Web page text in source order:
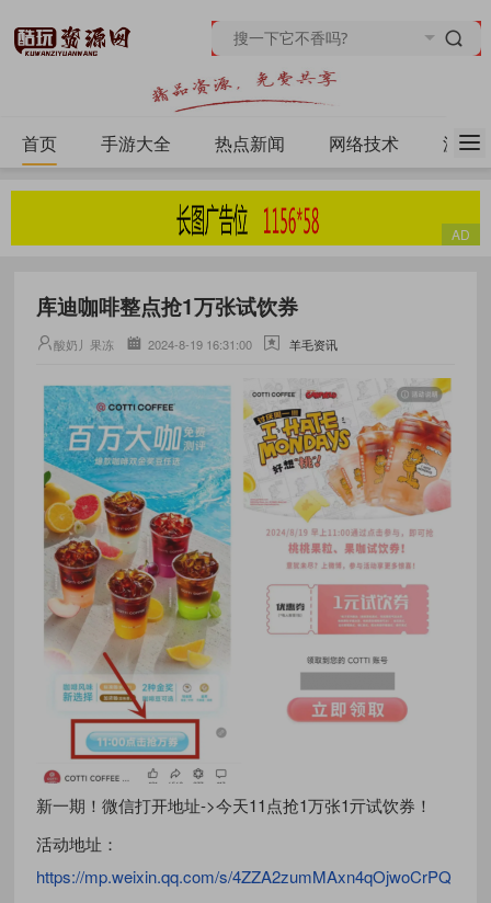
首页 手游大全 热点新闻 网络技术 源码
库迪咖啡整点抢1万张试饮券
酸奶丿果冻 2024-8-19 16:31:00 羊毛资讯
新一期！微信打开地址->今天11点抢1万张1亓试饮券！
活动地址：
https://mp.weixin.qq.com/s/4ZZA2zumMAxn4qOjwoCrPQ